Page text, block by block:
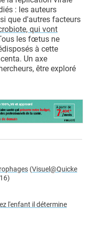
: les auteurs
que d'autres facteurs
qui vont
les fœtus ne
à cette
Un axe
être exploré
(Visuel@Quicke
l'enfant il détermine